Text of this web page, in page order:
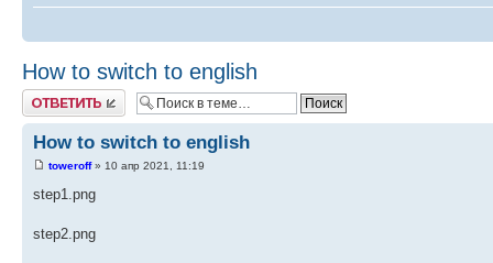
How to switch to english
Ответить
How to switch to english
toweroff» 10 апр 2021, 11:19
step1.png
step2.png